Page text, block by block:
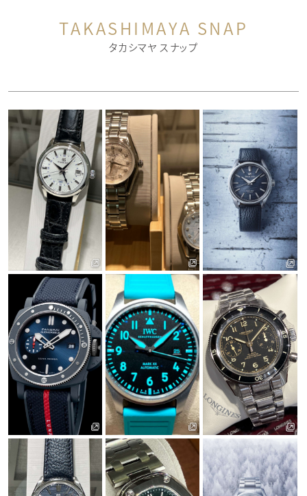
TAKASHIMAYA SNAP
タカシマヤ スナップ